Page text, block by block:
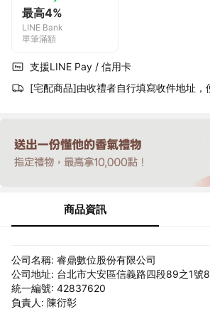
最高4%
LINE Bank
單筆滿額
支援LINE Pay / 信用卡
[宅配商品]由收禮者自行填寫收件地址，
商品資訊
公司名稱: 睿鼎數位股份有限公司
公司地址: 台北市大安區信義路四段89之1號
統一編號: 42837620
負責人: 陳衍彰